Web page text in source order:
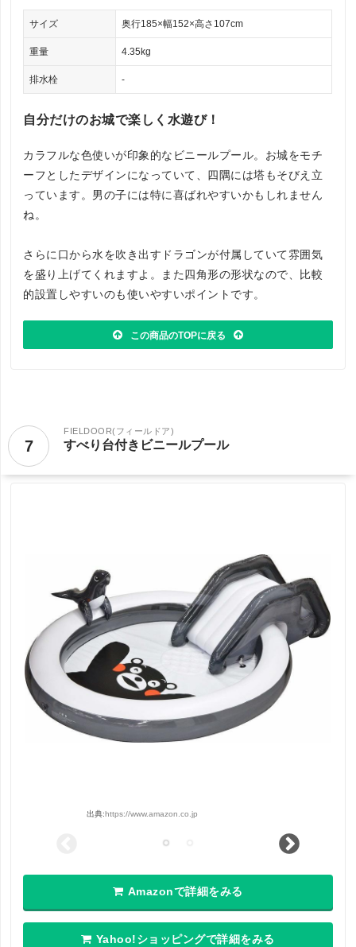
サイズ 奥行185×幅152×高さ107cm
重量 4.35kg
排水栓 -
自分だけのお城で楽しく水遊び！
カラフルな色使いが印象的なビニールプール。お城をモチ
ーフとしたデザインになっていて、四隅には塔もそびえ立
っています。男の子には特に喜ばれやすいかもしれません
ね。
さらに口から水を吹き出すドラゴンが付属していて雰囲気
を盛り上げてくれますよ。また四角形の形状なので、比較
的設置しやすいのも使いやすいポイントです。
この商品のTOPに戻る
7
FIELDOOR(フィールドア)
すべり台付きビニールプール
出典:https://www.amazon.co.jp
Amazonで詳細をみる
Yahoo!ショッピングで詳細をみる